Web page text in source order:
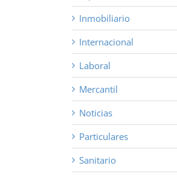
Inmobiliario
Internacional
Laboral
Mercantil
Noticias
Particulares
Sanitario